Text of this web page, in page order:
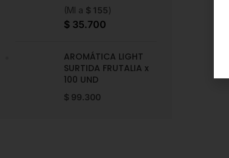
(Ml a $ 155)
$ 35.700
AROMÁTICA LIGHT
SURTIDA FRUTALIA x
100 UND
$ 99.300